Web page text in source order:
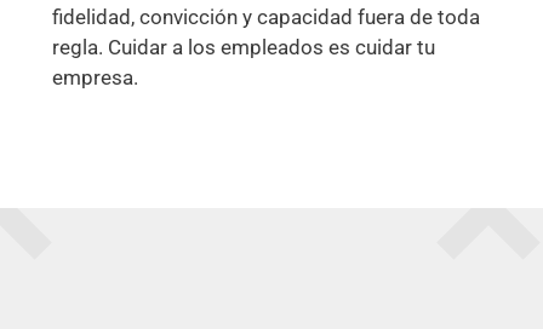
fidelidad, convicción y capacidad fuera de toda
regla. Cuidar a los empleados es cuidar tu
empresa.